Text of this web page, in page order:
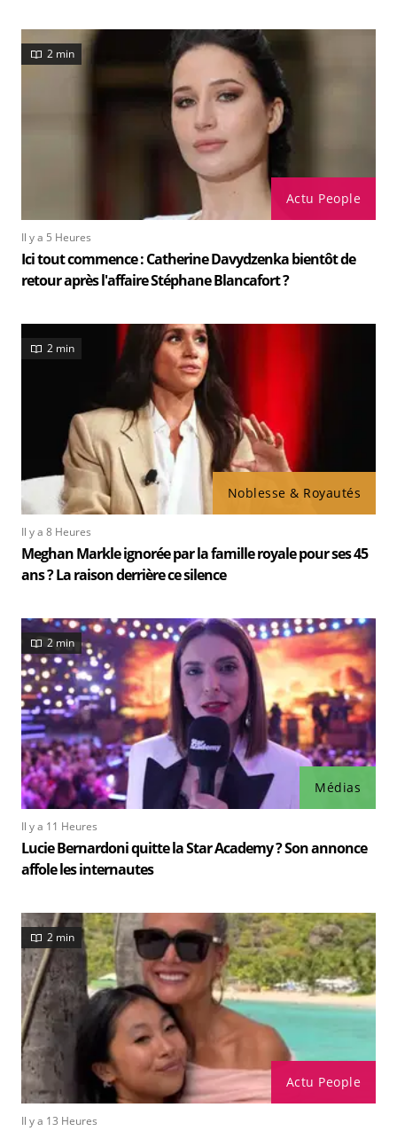
Actu People
2 min
Il y a 5 Heures
Ici tout commence : Catherine Davydzenka bientôt de
retour après l'affaire Stéphane Blancafort ?
Noblesse & Royautés
2 min
Il y a 8 Heures
Meghan Markle ignorée par la famille royale pour ses 45
ans ? La raison derrière ce silence
Médias
2 min
Il y a 11 Heures
Lucie Bernardoni quitte la Star Academy ? Son annonce
affole les internautes
Actu People
2 min
Il y a 13 Heures